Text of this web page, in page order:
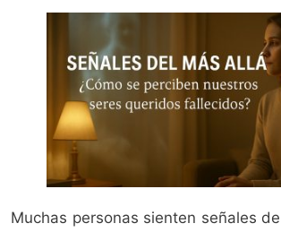
Muchas personas sienten señales